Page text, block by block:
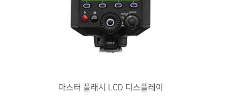
마스터 플래시 LCD 디스플레이